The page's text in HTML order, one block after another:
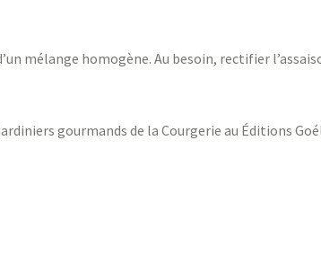
mélange homogène. Au besoin, rectifier
gourmands de la Courgerie au Éditions